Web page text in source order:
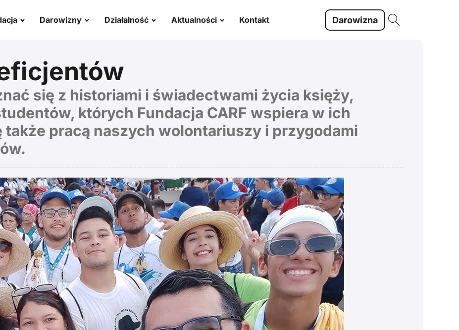
Darowizny Działalność Aktualności Kontakt Darowizna
się z historiami i świadectwami życia księży,
których Fundacja CARF wspiera w ich
także pracą naszych wolontariuszy i przygodami